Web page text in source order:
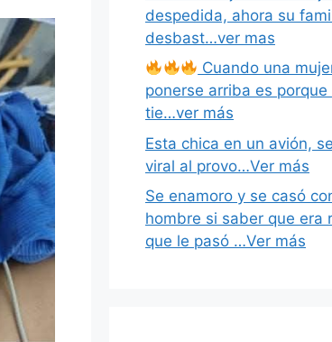
despedida, ahora su
desbast…ver mas
Cuando una
ponerse arriba es porque
tie…ver más
Esta chica en un avión,
viral al provo…Ver más
Se enamoro y se casó
hombre si saber que era
que le pasó …Ver más